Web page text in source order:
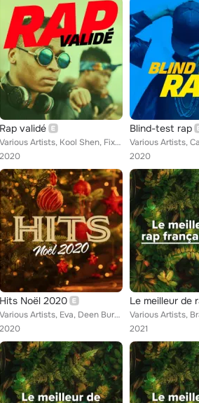
Rap validé
Various Artists, Kool Shen, Fixpen Sill, Hatik, Da Uzi, YL, Ateyaba, Dinos, Kobo, Rim'K, Lacrim, Captaine Roshi, Damso, Alpha Wa...
2020
Blind-test rap
2020
Hits Noël 2020
Various Artists, Eva, Deen Burbigo, Bolémvn, RK, Imen Es, SDM, Hatik, Sofiane, Wejdene, UZI, Green Montana, Dinos, Larry, Soolki...
2020
2021